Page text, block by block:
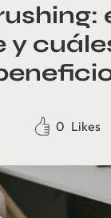
y
0 Likes